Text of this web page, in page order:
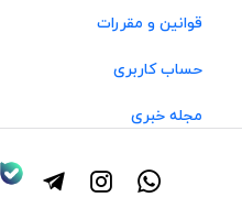
قوانین و مقررات
حساب کاربری
مجله خبری